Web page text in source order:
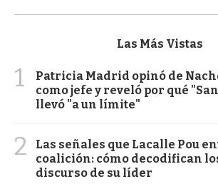
Las Más Vistas
1
Patricia Madrid opinó de
como jefe y reveló por qué
llevó "a un límite"
2
Las señales que Lacalle Pou
coalición: cómo decodifican
discurso de su líder